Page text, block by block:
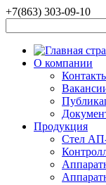
+7(863) 303-09-10
О компании
Продукция
Стел